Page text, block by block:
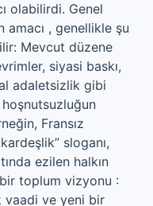
olabilirdi. Genel
amacı , genellikle şu
Mevcut düzene
siyasi baskı,
adaletsizlik gibi
Fransız
sloganı,
ezilen halkın
toplum vizyonu :
vaadi ve yeni bir